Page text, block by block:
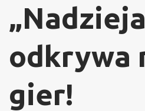
odkrywa
gier!